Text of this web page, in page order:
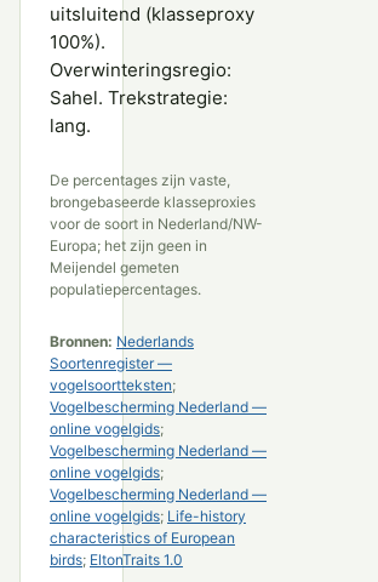
uitsluitend (klasseproxy
100%).
Overwinteringsregio:
Sahel. Trekstrategie:
lang.
De percentages zijn vaste,
brongebaseerde klasseproxies
voor de soort in Nederland/NW-
Europa; het zijn geen in
Meijendel gemeten
populatiepercentages.
Bronnen: Nederlands
Soortenregister —
vogelsoortteksten;
Vogelbescherming Nederland —
online vogelgids;
Vogelbescherming Nederland —
online vogelgids;
Vogelbescherming Nederland —
online vogelgids; Life-history
characteristics of European
birds; EltonTraits 1.0